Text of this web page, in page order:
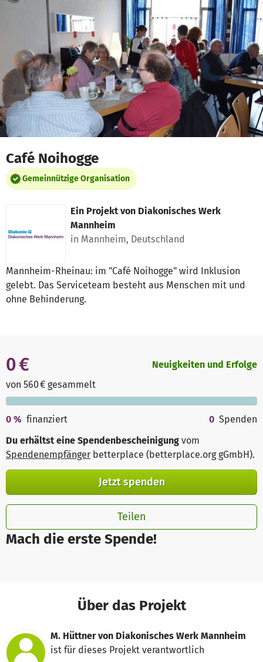
Zum Hauptinhalt springen
Erklärung zur Barrierefreiheit anzeigen
Café Noihogge
Gemeinnützige Organisation
Ein Projekt von Diakonisches Werk
Mannheim
in Mannheim, Deutschland
Mannheim-Rheinau: im "Café Noihogge" wird Inklusion
gelebt. Das Serviceteam besteht aus Menschen mit und
ohne Behinderung.
Mach die erste Spende!
0 €
von 560 € gesammelt
Neuigkeiten und Erfolge
0 % finanziert 0 Spenden
Du erhältst eine Spendenbescheinigung vom
Spendenempfänger betterplace (betterplace.org gGmbH).
Jetzt spenden
Teilen
Über das Projekt
M. Hüttner von Diakonisches Werk Mannheim
ist für dieses Projekt verantwortlich